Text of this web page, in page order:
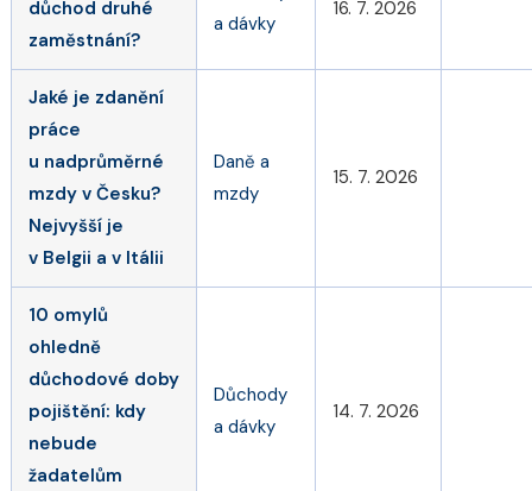
důchod druhé
zaměstnání?
a dávky
16. 7. 2026
Jaké je zdanění
práce
u nadprůměrné
mzdy v Česku?
Nejvyšší je
v Belgii a v Itálii
Daně a
mzdy
15. 7. 2026
10 omylů
ohledně
důchodové doby
pojištění: kdy
nebude
žadatelům
Důchody
a dávky
14. 7. 2026